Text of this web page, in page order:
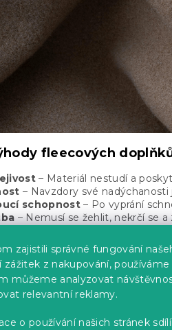
zajistili správné fungování
zážitek z nakupování,
můžeme analyzovat
relevantní reklamy.
o používání našich stránek
fleecových
– Materiál nestudí a
– Navzdory své
schopnost – Po vyprání
– Nemusí se žehlit, nekrčí se a
žmolkování
– Syntetická vlákna
kategorií